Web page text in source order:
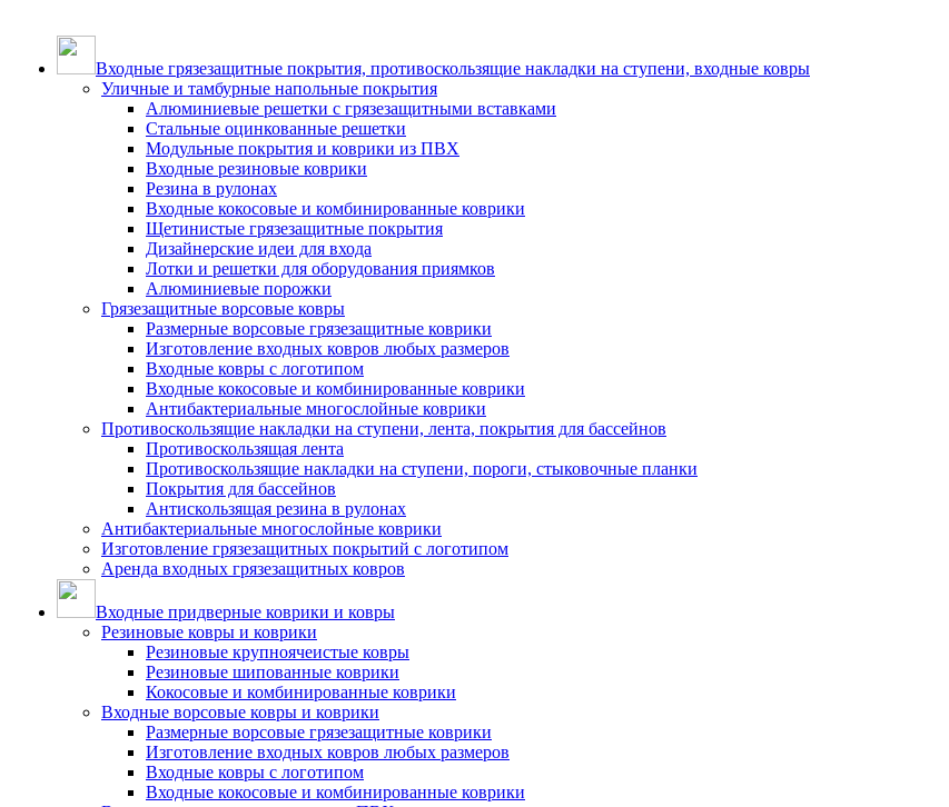
Входные грязезащитные покрытия, противоскользящие накладки на ступени, входные ковры
Уличные и тамбурные напольные покрытия
Алюминиевые решетки с грязезащитными вставками
Стальные оцинкованные решетки
Модульные покрытия и коврики из ПВХ
Входные резиновые коврики
Резина в рулонах
Входные кокосовые и комбинированные коврики
Щетинистые грязезащитные покрытия
Дизайнерские идеи для входа
Лотки и решетки для оборудования приямков
Алюминиевые порожки
Грязезащитные ворсовые ковры
Размерные ворсовые грязезащитные коврики
Изготовление входных ковров любых размеров
Входные ковры с логотипом
Входные кокосовые и комбинированные коврики
Антибактериальные многослойные коврики
Противоскользящие накладки на ступени, лента, покрытия для бассейнов
Противоскользящая лента
Противоскользящие накладки на ступени, пороги, стыковочные планки
Покрытия для бассейнов
Антискользящая резина в рулонах
Антибактериальные многослойные коврики
Изготовление грязезащитных покрытий с логотипом
Аренда входных грязезащитных ковров
Входные придверные коврики и ковры
Резиновые ковры и коврики
Резиновые крупноячеистые ковры
Резиновые шипованные коврики
Кокосовые и комбинированные коврики
Входные ворсовые ковры и коврики
Размерные ворсовые грязезащитные коврики
Изготовление входных ковров любых размеров
Входные ковры с логотипом
Входные кокосовые и комбинированные коврики